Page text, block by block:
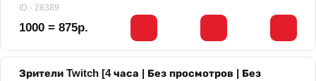
ID - 28389
1000 = 875р.
Зрители Twitch [4 часа | Без просмотров | Без